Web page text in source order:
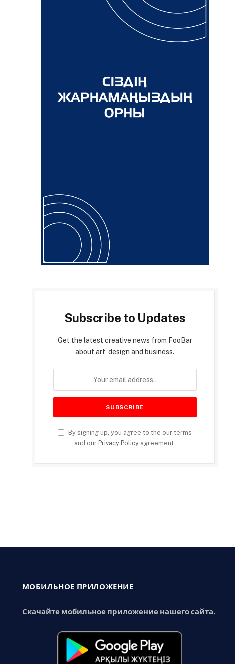
Subscribe to Updates
Get the latest creative news from FooBar
about art, design and business.
By signing up, you agree to the our terms
and our Privacy Policy agreement.
МОБИЛЬНОЕ ПРИЛОЖЕНИЕ
Скачайте мобильное приложение нашего сайта.